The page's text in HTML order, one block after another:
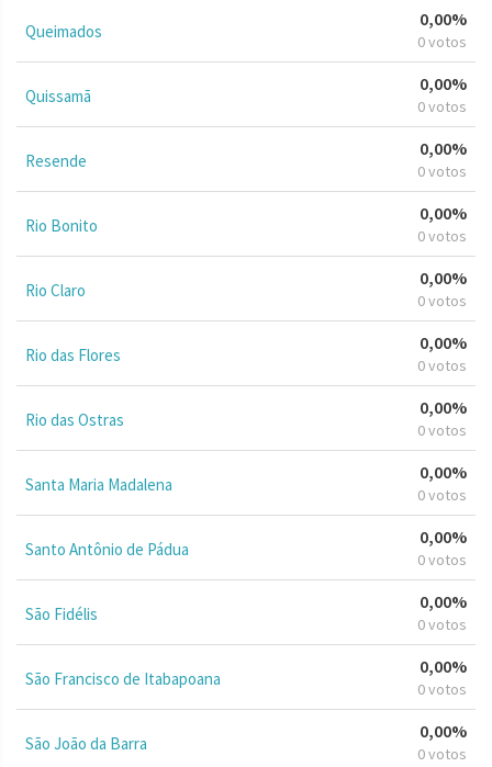
Queimados
0,00%
0 votos
Quissamã
0,00%
0 votos
Resende
0,00%
0 votos
Rio Bonito
0,00%
0 votos
Rio Claro
0,00%
0 votos
Rio das Flores
0,00%
0 votos
Rio das Ostras
0,00%
0 votos
Santa Maria Madalena
0,00%
0 votos
Santo Antônio de Pádua
0,00%
0 votos
São Fidélis
0,00%
0 votos
São Francisco de Itabapoana
0,00%
0 votos
São João da Barra
0,00%
0 votos